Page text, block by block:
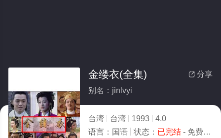
 分享
金缕衣(全集)
别名：jinlvyi
台湾 台湾 1993
4.0
语言： 国语 状态： 已完结- 免费在线观看